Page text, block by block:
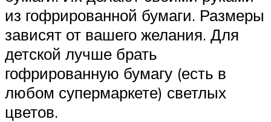
из гофрированной бумаги. Размеры
зависят от вашего желания. Для
детской лучше брать
гофрированную бумагу (есть в
любом супермаркете) светлых
цветов.